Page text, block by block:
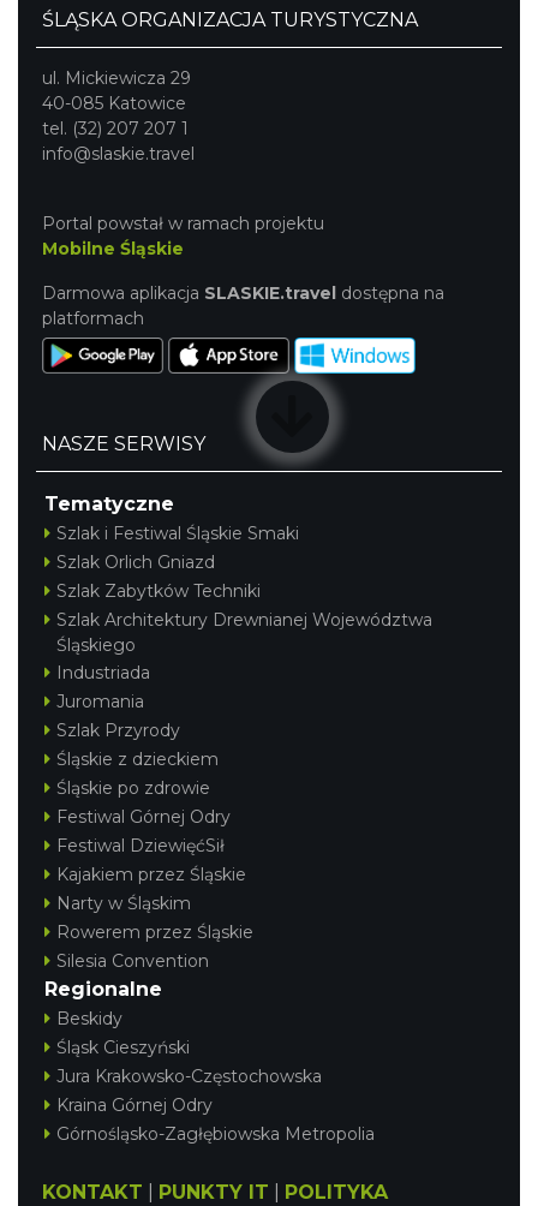
ŚLĄSKA ORGANIZACJA TURYSTYCZNA
ul. Mickiewicza 29
40-085 Katowice
tel. (32) 207 207 1
info@slaskie.travel
Portal powstał w ramach projektu
Mobilne Śląskie
Darmowa aplikacja SLASKIE.travel dostępna na
platformach
NASZE SERWISY
Tematyczne
Szlak i Festiwal Śląskie Smaki
Szlak Orlich Gniazd
Szlak Zabytków Techniki
Szlak Architektury Drewnianej Województwa
Śląskiego
Industriada
Juromania
Szlak Przyrody
Śląskie z dzieckiem
Śląskie po zdrowie
Festiwal Górnej Odry
Festiwal DziewięćSił
Kajakiem przez Śląskie
Narty w Śląskim
Rowerem przez Śląskie
Silesia Convention
Regionalne
Beskidy
Śląsk Cieszyński
Jura Krakowsko-Częstochowska
Kraina Górnej Odry
Górnośląsko-Zagłębiowska Metropolia
KONTAKT PUNKTY IT POLITYKA